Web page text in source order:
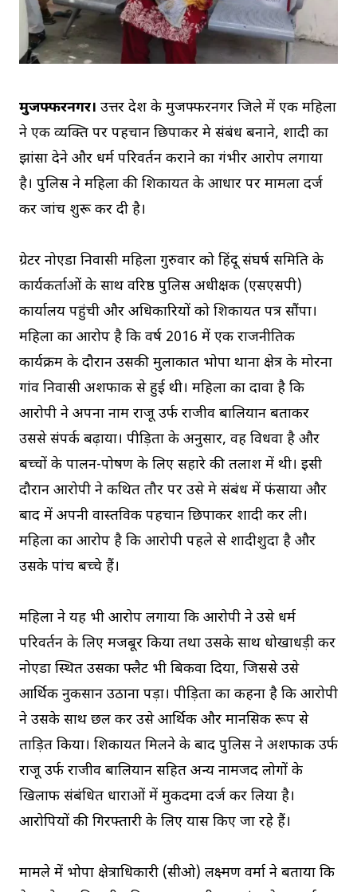
मुजफ्फरनगर। उत्तर प्रदेश के मुजफ्फरनगर जिले में एक महिला
ने एक व्यक्ति पर पहचान छिपाकर प्रेम संबंध बनाने, शादी का
झांसा देने और धर्म परिवर्तन कराने का गंभीर आरोप लगाया
है। पुलिस ने महिला की शिकायत के आधार पर मामला दर्ज
कर जांच शुरू कर दी है।
ग्रेटर नोएडा निवासी महिला गुरुवार को हिंदू संघर्ष समिति के
कार्यकर्ताओं के साथ वरिष्ठ पुलिस अधीक्षक (एसएसपी)
कार्यालय पहुंची और अधिकारियों को शिकायत पत्र सौंपा।
महिला का आरोप है कि वर्ष 2016 में एक राजनीतिक
कार्यक्रम के दौरान उसकी मुलाकात भोपा थाना क्षेत्र के मोरना
गांव निवासी अशफाक से हुई थी। महिला का दावा है कि
आरोपी ने अपना नाम राजू उर्फ राजीव बालियान बताकर
उससे संपर्क बढ़ाया। पीड़िता के अनुसार, वह विधवा है और
बच्चों के पालन-पोषण के लिए सहारे की तलाश में थी। इसी
दौरान आरोपी ने कथित तौर पर उसे प्रेम संबंध में फंसाया और
बाद में अपनी वास्तविक पहचान छिपाकर शादी कर ली।
महिला का आरोप है कि आरोपी पहले से शादीशुदा है और
उसके पांच बच्चे हैं।
महिला ने यह भी आरोप लगाया कि आरोपी ने उसे धर्म
परिवर्तन के लिए मजबूर किया तथा उसके साथ धोखाधड़ी कर
नोएडा स्थित उसका फ्लैट भी बिकवा दिया, जिससे उसे
आर्थिक नुकसान उठाना पड़ा। पीड़िता का कहना है कि आरोपी
ने उसके साथ छल कर उसे आर्थिक और मानसिक रूप से
प्रताड़ित किया। शिकायत मिलने के बाद पुलिस ने अशफाक उर्फ
राजू उर्फ राजीव बालियान सहित अन्य नामजद लोगों के
खिलाफ संबंधित धाराओं में मुकदमा दर्ज कर लिया है।
आरोपियों की गिरफ्तारी के लिए प्रयास किए जा रहे हैं।
मामले में भोपा क्षेत्राधिकारी (सीओ) लक्ष्मण वर्मा ने बताया कि